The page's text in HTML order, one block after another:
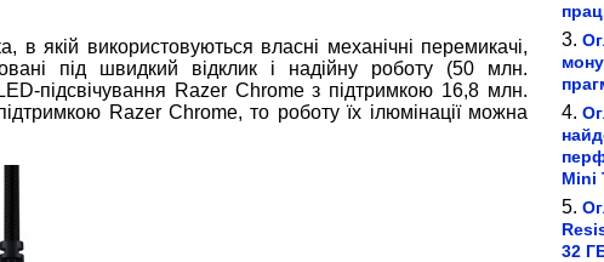
використовуються власні механічні перемикачі,
під швидкий відклик і надійну роботу (50 млн.
підсвічування Razer Chrome з підтримкою 16,8 млн.
Razer Chrome, то роботу їх ілюмінації можна
Mini
32